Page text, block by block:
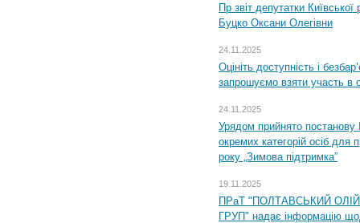
Пр звіт депутатки
Буцко Оксани Олегівни
24.11.2025
Оцініть доступність і
запрошуємо взяти участь в
24.11.2025
Урядом прийнято постанову
окремих категорій осіб для
року „Зимова підтримка”
19.11.2025
ПРаТ "ПОЛТАВСЬКИЙ
ГРУП" надає інформацію